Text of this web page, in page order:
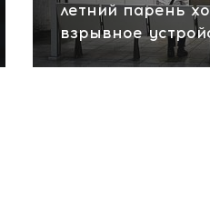
летний парень
взрывное